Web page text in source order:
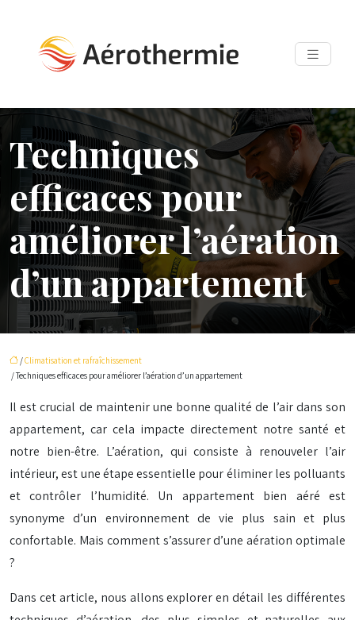
Techniques
efficaces pour
améliorer l’aération
d’un appartement
/Climatisation et rafraîchissement
/ Techniques efficaces pour améliorer l’aération d’un appartement
Il est crucial de maintenir une bonne qualité de l’air dans son
appartement, car cela impacte directement notre santé et
notre bien-être. L’aération, qui consiste à renouveler l’air
intérieur, est une étape essentielle pour éliminer les polluants
et contrôler l’humidité. Un appartement bien aéré est
synonyme d’un environnement de vie plus sain et plus
confortable. Mais comment s’assurer d’une aération optimale
?
Dans cet article, nous allons explorer en détail les différentes